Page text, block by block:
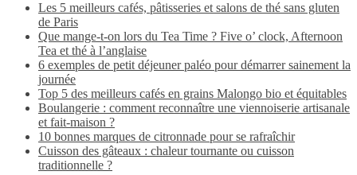
Les 5 meilleurs cafés, pâtisseries et salons de thé sans gluten
de Paris
Que mange-t-on lors du Tea Time ? Five o’ clock, Afternoon
Tea et thé à l’anglaise
6 exemples de petit déjeuner paléo pour démarrer sainement la
journée
Top 5 des meilleurs cafés en grains Malongo bio et équitables
Boulangerie : comment reconnaître une viennoiserie artisanale
et fait-maison ?
10 bonnes marques de citronnade pour se rafraîchir
Cuisson des gâteaux : chaleur tournante ou cuisson
traditionnelle ?